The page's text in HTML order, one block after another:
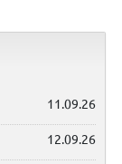
11.09.26
12.09.26